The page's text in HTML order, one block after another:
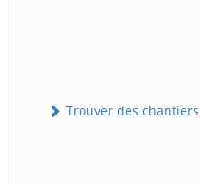
Trouver des